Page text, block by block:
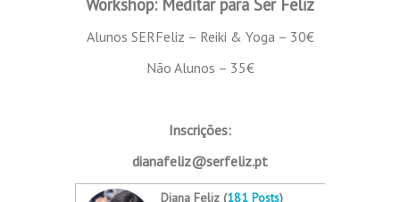
Alunos SERFeliz – Reiki & Yoga – 30€
Não Alunos – 35€
Inscrições:
dianafeliz@serfeliz.pt
Diana Feliz (181 Posts)